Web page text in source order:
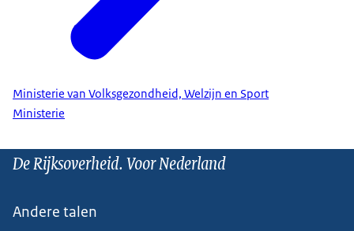
Ministerie van Volksgezondheid, Welzijn en Sport
Ministerie
De Rijksoverheid. Voor Nederland
Andere talen